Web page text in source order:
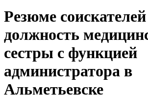
Резюме
должность
сестры с функцией
администратора в
Альметьевске